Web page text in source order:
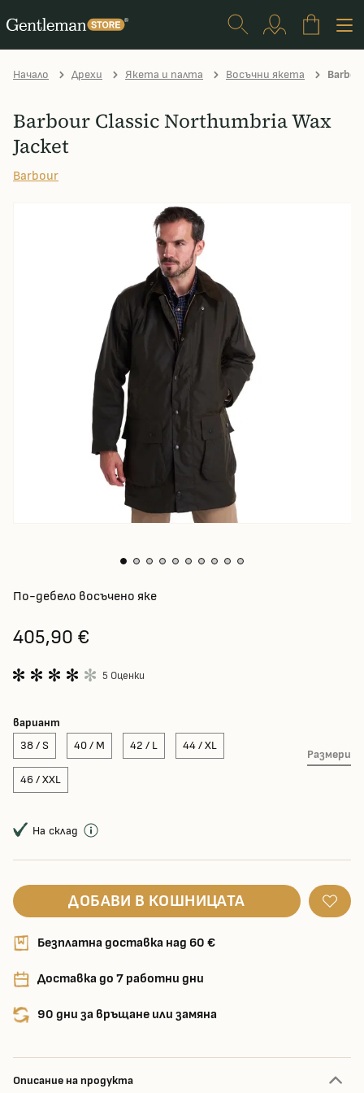
Начало Дрехи Якета и палта Восъчни якета
Barbour Classic Northumbria Wax
Jacket
Barbour
По-дебело восъчено яке
405,90 €
5 Оценки
вариант
38 / S
40 / M 42 / L 44 / XL
46 / XXL
Размери
На склад
ДОБАВИ В КОШНИЦАТА
Безплатна доставка над 60 €
Доставка до 7 работни дни
90 дни за връщане или замяна
Описание на продукта